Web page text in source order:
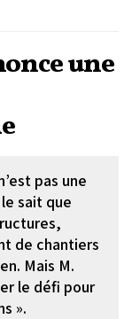
une
pas une
sait que
de chantiers
Mais M.
le défi pour
».